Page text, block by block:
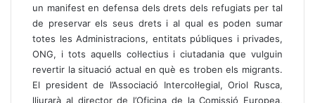
un manifest en defensa dels drets dels refugiats per tal
de preservar els seus drets i al qual es poden sumar
totes les Administracions, entitats públiques i privades,
ONG, i tots aquells col·lectius i ciutadania que vulguin
revertir la situació actual en què es troben els migrants.
El president de l’Associació Intercol·legial, Oriol Rusca,
lliurarà al director de l’Oficina de la Comissió Europea,